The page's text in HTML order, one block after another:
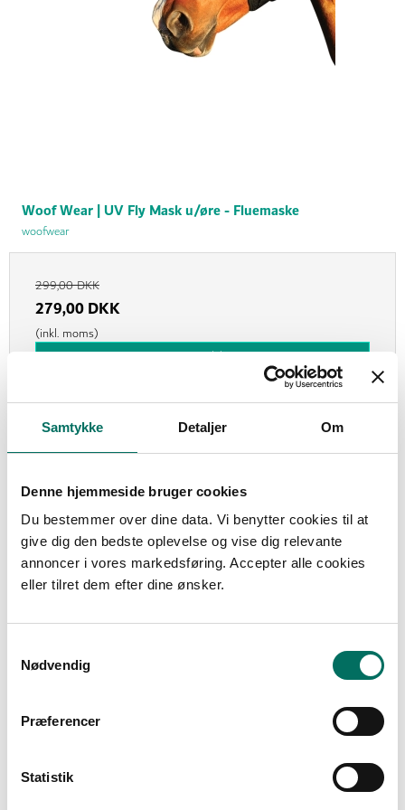
Samtykke Detaljer Om
Denne hjemmeside bruger cookies
Du bestemmer over dine data. Vi benytter cookies til at
give dig den bedste oplevelse og vise dig relevante
annoncer i vores markedsføring. Accepter alle cookies
eller tilret dem efter dine ønsker.
Nødvendig
Præferencer
Statistik
Woof Wear | UV Fly Mask u/øre - Fluemaske
woofwear
299,00 DKK
279,00 DKK
(inkl. moms)
Vis produkt